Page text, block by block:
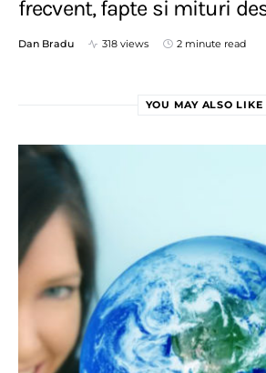
frecvent, fapte si mituri
Dan Bradu 318 views 2 minute read
YOU MAY ALSO LIKE